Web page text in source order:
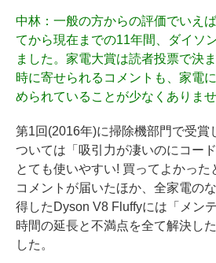
中林：一般の方からの評価でいえ
てから現在までの11年間、ダイソ
ました。家電大賞は読者投票で決
時に寄せられるコメントも、家電
められていることが少なくありませ
第1回(2016年)に掃除機部門で受賞
ついては「吸引力が凄いのにコー
とても使いやすい! 買ってよかった
コメントが届いたほか、全家電の
得したDyson V8 Fluffyには「メン
時間の延長と不満点を全て解決し
した。